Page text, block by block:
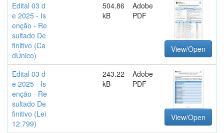
Edital 03 d
e 2025 - Is
enção - Re
sultado De
finitivo (Ca
dÚnico)
504.86
kB
Adobe
PDF
View/Open
Edital 03 d
e 2025 - Is
enção - Re
sultado De
finitivo (Lei
12.799)
243.22
kB
Adobe
PDF
View/Open